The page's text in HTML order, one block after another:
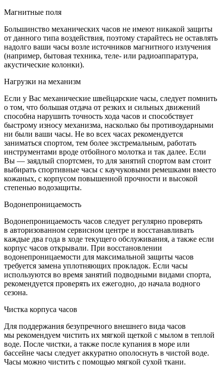
Магнитные поля
Большинство механических часов не имеют никакой защиты
от данного типа воздействия, поэтому старайтесь не оставлять
надолго ваши часы возле источников магнитного излучения
(например, бытовая техника, теле- или радиоаппаратура,
акустические колонки).
Нагрузки на механизм
Если у Вас механические швейцарские часы, следует помнить
о том, что большая отдача от резких и сильных движений
способна нарушить точность хода часов и способствует
быстрому износу механизма, насколько бы противоударными
ни были ваши часы. Не во всех часах рекомендуется
заниматься спортом, тем более экстремальным, работать
инструментами вроде отбойного молотка и так далее. Если
Вы — заядлый спортсмен, то для занятий спортом вам стоит
выбирать спортивные часы с каучуковыми ремешками вместо
кожаных, с корпусом повышенной прочности и высокой
степенью водозащиты.
Водонепроницаемость
Водонепроницаемость часов следует регулярно проверять
в авторизованном сервисном центре и восстанавливать
каждые два года в ходе текущего обслуживания, а также если
корпус часов открывали. При восстановлении
водонепроницаемости для максимальной защиты часов
требуется замена уплотняющих прокладок. Если часы
используются во время занятий подводными видами спорта,
рекомендуется проверять их ежегодно, до начала водного
сезона.
Чистка корпуса часов
Для поддержания безупречного внешнего вида часов
мы рекомендуем чистить их мягкой щеткой с мылом в теплой
воде. После чистки, а также после купания в море или
бассейне часы следует аккуратно ополоснуть в чистой воде.
Часы можно чистить с помощью мягкой сухой ткани.